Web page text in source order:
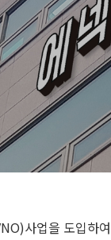
사업을 도입